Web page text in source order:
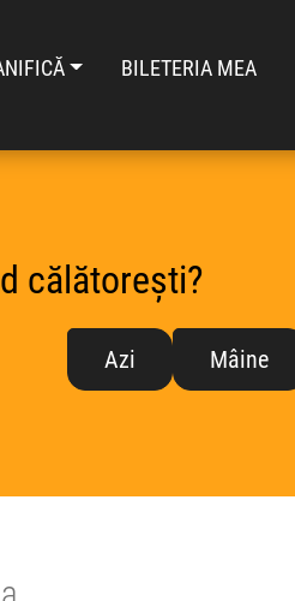
BILETERIA MEA
călătorești?
Azi Mâine